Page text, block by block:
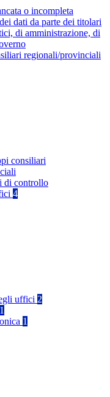
o incompleta
dati da parte dei titolari
di amministrazione, di
regionali/provinciali
consiliari
di controllo
4
uffici 2
1
1